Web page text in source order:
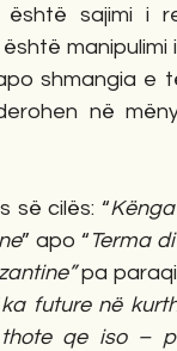
është sajimi i
shmangia e
në
së cilës: “
” apo “ Terma
pa
ka future në
thote qe iso –